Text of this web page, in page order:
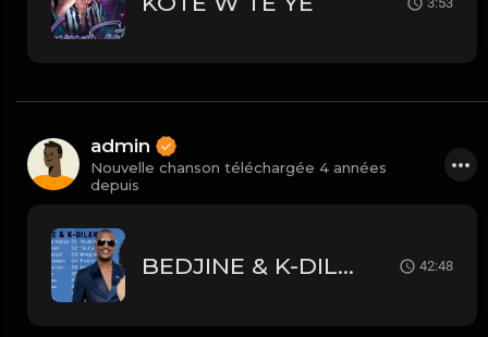
admin
Nouvelle chanson téléchargée 4 années
depuis
BEDJINE & K-DILAK TOP MUSIC 42:48